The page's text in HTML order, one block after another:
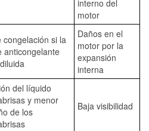
interno del
motor
congelación si la
anticongelante
Daños en el
motor por la
expansión
interna
del líquido
y menor
de los
Baja visibilidad